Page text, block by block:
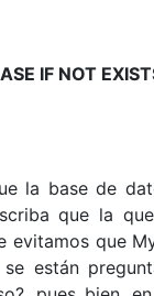
IF NOT
la base de
que la
evitamos que
están